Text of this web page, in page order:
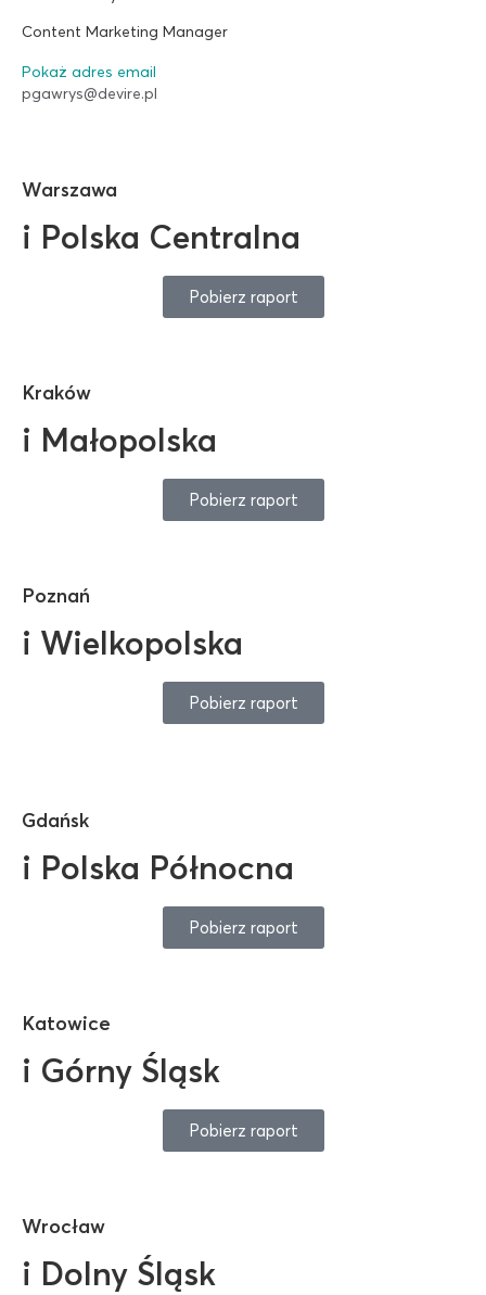
Content Marketing Manager
Pokaż adres email
pgawrys@devire.pl
Warszawa
i Polska Centralna
Pobierz raport
Kraków
i Małopolska
Pobierz raport
Poznań
i Wielkopolska
Pobierz raport
Gdańsk
i Polska Północna
Pobierz raport
Katowice
i Górny Śląsk
Pobierz raport
Wrocław
i Dolny Śląsk